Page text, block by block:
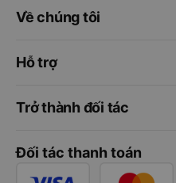
Về chúng tôi
Hỗ trợ
Trở thành đối tác
Đối tác thanh toán